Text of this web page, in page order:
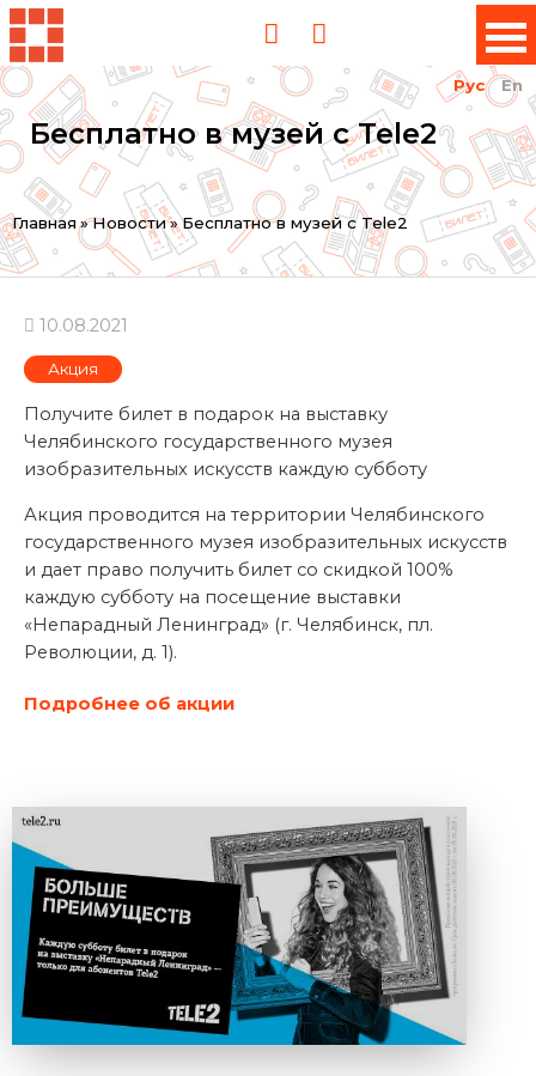
Рус En
Бесплатно в музей с Tele2
Вы
здесь
Главная »Новости»Бесплатно в музей с Tele2
10.08.2021
Акция
Получите билет в подарок на выставку
Челябинского государственного музея
изобразительных искусств каждую субботу
Акция проводится на территории Челябинского
государственного музея изобразительных искусств
и дает право получить билет со скидкой 100%
каждую субботу на посещение выставки
«Непарадный Ленинград» (г. Челябинск, пл.
Революции, д. 1).
Подробнее об акции